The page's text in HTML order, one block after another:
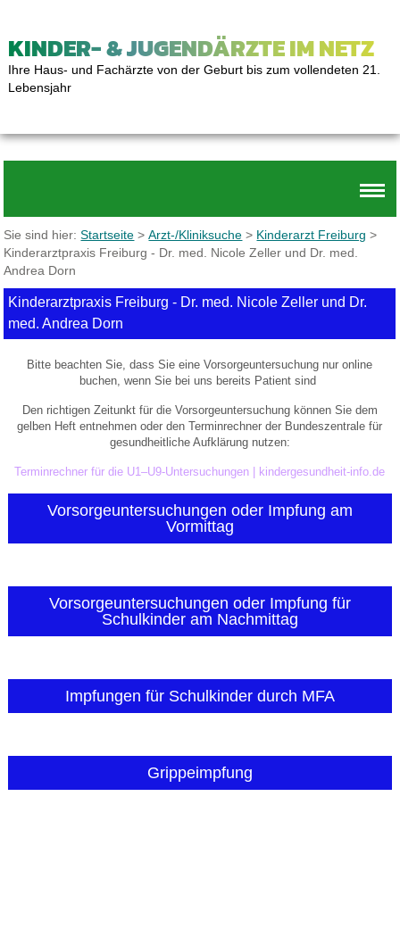
KINDER- & JUGENDÄRZTE IM NETZ
Ihre Haus- und Fachärzte von der Geburt bis zum vollendeten 21.
Lebensjahr
Sie sind hier:Startseite >Arzt-/Kliniksuche > Kinderarzt Freiburg >
Kinderarztpraxis Freiburg - Dr. med. Nicole Zeller und Dr. med.
Andrea Dorn
Kinderarztpraxis Freiburg - Dr. med. Nicole Zeller und Dr.
med. Andrea Dorn
Bitte beachten Sie, dass Sie eine Vorsorgeuntersuchung nur online
buchen, wenn Sie bei uns bereits Patient sind
Den richtigen Zeitunkt für die Vorsorgeuntersuchung können Sie dem
gelben Heft entnehmen oder den Terminrechner der Bundeszentrale für
gesundheitliche Aufklärung nutzen:
Terminrechner für die U1–U9-Untersuchungen | kindergesundheit-info.de
Vorsorgeuntersuchungen oder Impfung am
Vormittag
Vorsorgeuntersuchungen oder Impfung für
Schulkinder am Nachmittag
Impfungen für Schulkinder durch MFA
Grippeimpfung